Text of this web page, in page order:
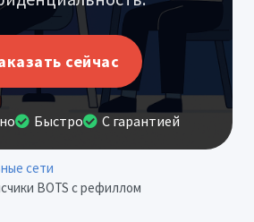
сейчас
Быстро С гарантией
сети
BOTS с рефиллом